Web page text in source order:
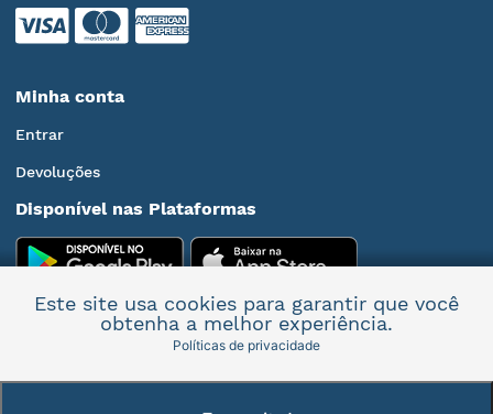
Minha conta
Entrar
Devoluções
Disponível nas Plataformas
Mais informações
Este site usa cookies para garantir que você
obtenha a melhor experiência.
Políticas de privacidade